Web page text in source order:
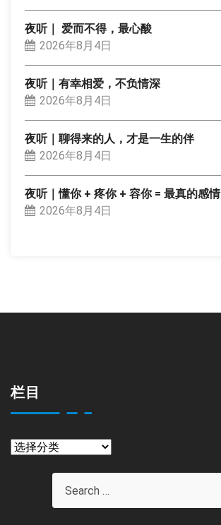
夜听｜ 爱而不得，最心酸
2026年8月4日
夜听｜有幸相爱，不负情深
2026年8月4日
夜听｜聊得来的人，才是一生的伴
2026年8月4日
夜听｜懂你 + 疼你 + 容你 = 最真的感情
2026年8月4日
栏目
栏